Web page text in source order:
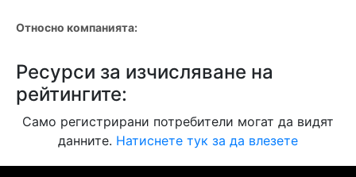
Относно компанията:
Ресурси за изчисляване на
рейтингите:
Само регистрирани потребители могат да видят
данните. Натиснете тук за да влезете